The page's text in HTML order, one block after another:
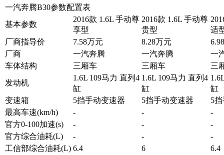
一汽奔腾B30参数配置表
基本参数
2016款 1.6L 手动尊
享型
2016款 1.6L 手动尊
贵型
适
厂商指导价
7.58万元 8.28万元
厂商
一汽奔腾 一汽奔腾
一
车体结构
三厢车 三厢车
三
发动机
1.6L 109马力 直列4
缸
1.6L 109马力 直列4
缸
缸
变速箱
5挡手动变速器 5挡手动变速器
5
最高车速(km/h)
- -
-
官方0-100加速(s)
- -
-
官方综合油耗(L)
- -
-
工信部综合油耗(L) 6.4 6
6.4